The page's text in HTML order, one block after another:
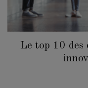
Le top 10 des